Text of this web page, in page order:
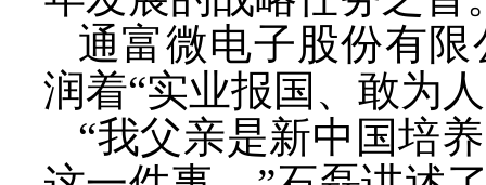
通富微电子股份有
润着“实业报国、敢为
“我父亲是新中国培